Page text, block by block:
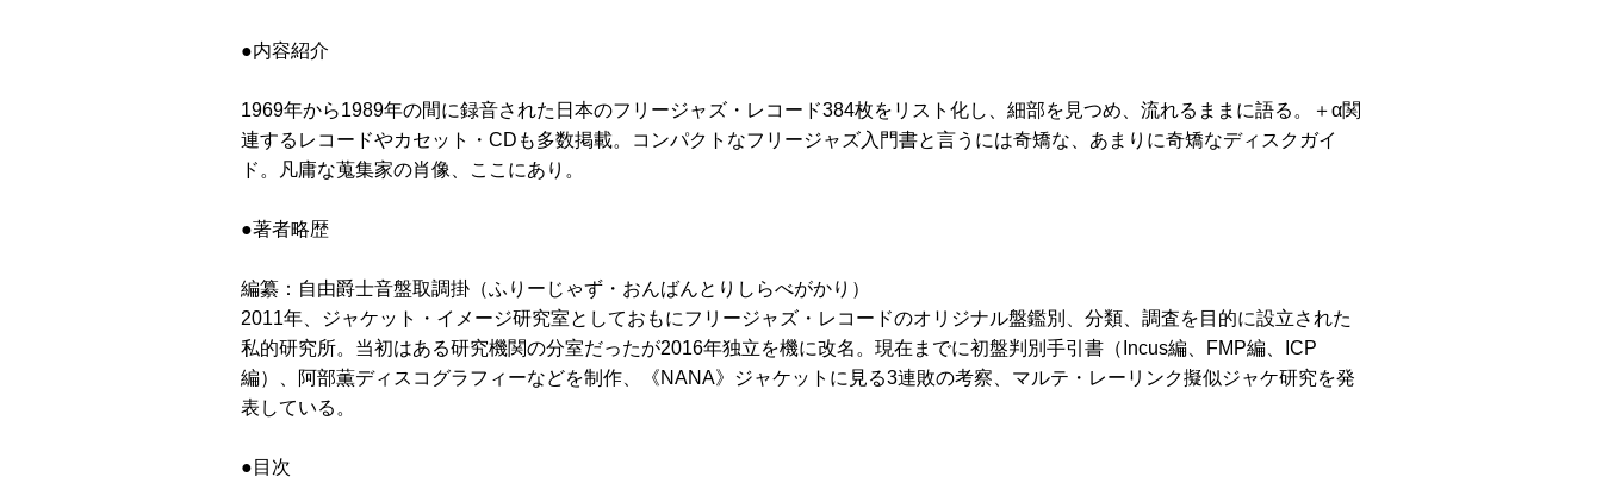
●内容紹介
1969年から1989年の間に録音された日本のフリージャズ・レコード384枚をリスト化し、細部を見つめ、流れるままに語る。＋α関
連するレコードやカセット・CDも多数掲載。コンパクトなフリージャズ入門書と言うには奇矯な、あまりに奇矯なディスクガイ
ド。凡庸な蒐集家の肖像、ここにあり。
●著者略歴
編纂：自由爵士音盤取調掛（ふりーじゃず・おんばんとりしらべがかり）
2011年、ジャケット・イメージ研究室としておもにフリージャズ・レコードのオリジナル盤鑑別、分類、調査を目的に設立された
私的研究所。当初はある研究機関の分室だったが2016年独立を機に改名。現在までに初盤判別手引書（Incus編、FMP編、ICP
編）、阿部薫ディスコグラフィーなどを制作、《NANA》ジャケットに見る3連敗の考察、マルテ・レーリンク擬似ジャケ研究を発
表している。
●目次